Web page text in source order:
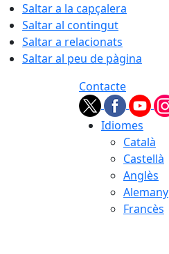
Saltar a la capçalera
Saltar al contingut
Saltar a relacionats
Saltar al peu de pàgina
Contacte
Idiomes
Català
Castellà
Anglès
Alemany
Francès